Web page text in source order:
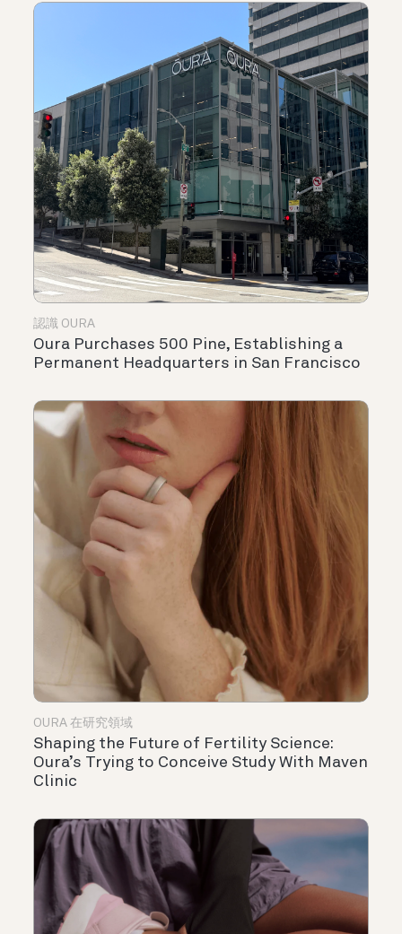
認識 OURA
Oura Purchases 500 Pine, Establishing a
Permanent Headquarters in San Francisco
OURA 在研究領域
Shaping the Future of Fertility Science:
Oura’s Trying to Conceive Study With Maven
Clinic